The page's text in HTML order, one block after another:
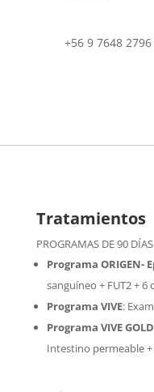
+56 9 7648 2796
Tratamientos
PROGRAMAS DE 90 DÍAS
Programa ORIGEN-
sanguíneo + FUT2 + 6
Programa VIVE:
Programa VIVE GOLD
Intestino permeable